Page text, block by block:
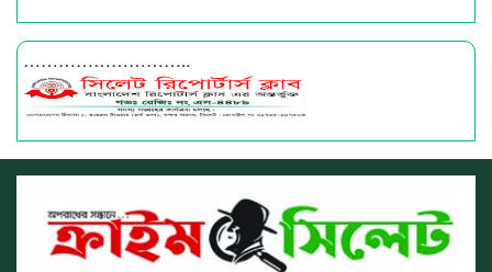
………………………..